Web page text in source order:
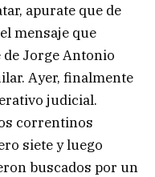
apurate que de
mensaje que
Jorge Antonio
Ayer, finalmente
judicial.
correntinos
siete y luego
buscados por un